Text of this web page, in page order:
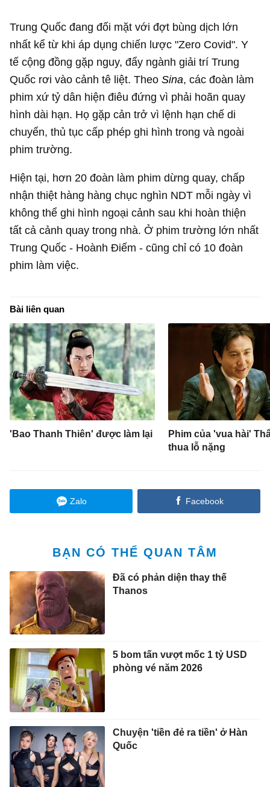
Trung Quốc đang đối mặt với đợt bùng dịch lớn
nhất kể từ khi áp dụng chiến lược "Zero Covid". Y
tế cộng đồng gặp nguy, đẩy ngành giải trí Trung
Quốc rơi vào cảnh tê liệt. TheoSina, các đoàn làm
phim xứ tỷ dân hiện điêu đứng vì phải hoãn quay
hình dài hạn. Họ gặp cản trở vì lệnh hạn chế di
chuyển, thủ tục cấp phép ghi hình trong và ngoài
phim trường.
Hiện tại, hơn 20 đoàn làm phim dừng quay, chấp
nhận thiệt hàng hàng chục nghìn NDT mỗi ngày vì
không thể ghi hình ngoại cảnh sau khi hoàn thiện
tất cả cảnh quay trong nhà. Ở phim trường lớn nhất
Trung Quốc - Hoành Điếm - cũng chỉ có 10 đoàn
phim làm việc.
Bài liên quan
'Bao Thanh Thiên' được làm lại
Phim của 'vua hài'
thua lỗ nặng
Zalo Facebook
BẠN CÓ THỂ QUAN TÂM
Đã có phản diện thay thế
Thanos
5 bom tấn vượt mốc 1 tỷ USD
phòng vé năm 2026
Chuyện 'tiền đẻ ra tiền' ở Hàn
Quốc